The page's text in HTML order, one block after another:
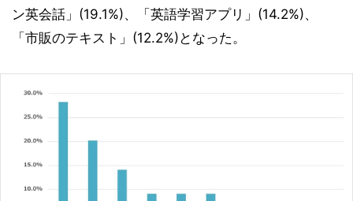
ン英会話」(19.1%)、「英語学習アプリ」(14.2%)、
「市販のテキスト」(12.2%)となった。